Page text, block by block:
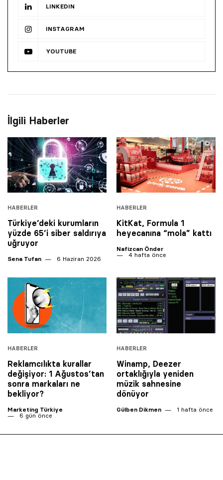
LINKEDIN
INSTAGRAM
YOUTUBE
İlgili Haberler
HABERLER
Türkiye’deki kurumların
yüzde 65’i siber saldırıya
uğruyor
Sena Tufan 6 Haziran 2026
HABERLER
KitKat, Formula 1
heyecanına “mola” kattı
Nafizcan Önder
4 hafta önce
HABERLER
Reklamcılıkta kurallar
değişiyor: 1 Ağustos’tan
sonra markaları ne
bekliyor?
Marketing Türkiye
6 gün önce
HABERLER
Winamp, Deezer
ortaklığıyla yeniden
müzik sahnesine
dönüyor
Gülben Dikmen 1 hafta önce